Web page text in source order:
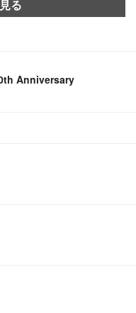
る
Anniversary